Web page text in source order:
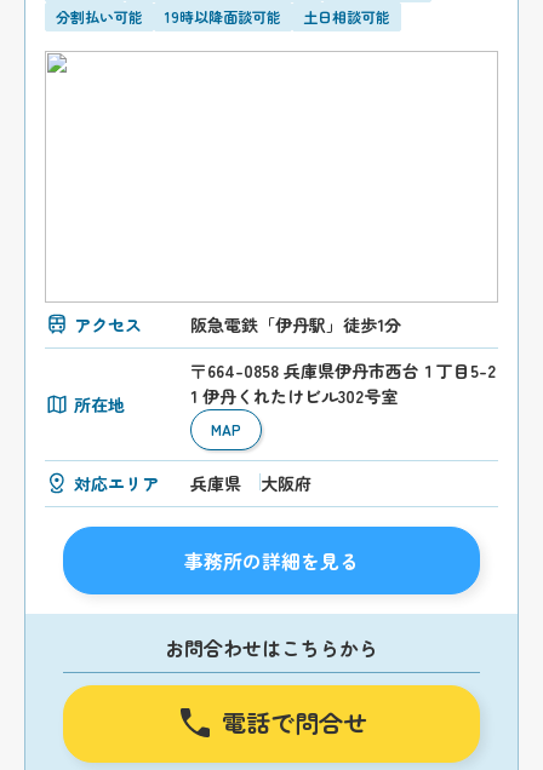
分割払い可能
19時以降面談可能 土日相談可能
アクセス 阪急電鉄「伊丹駅」徒歩1分
所在地
〒664-0858 兵庫県伊丹市西台１丁目5-2
1 伊丹くれたけビル302号室
MAP
対応エリア 兵庫県 大阪府
事務所の詳細を見る
お問合わせはこちらから
電話で問合せ